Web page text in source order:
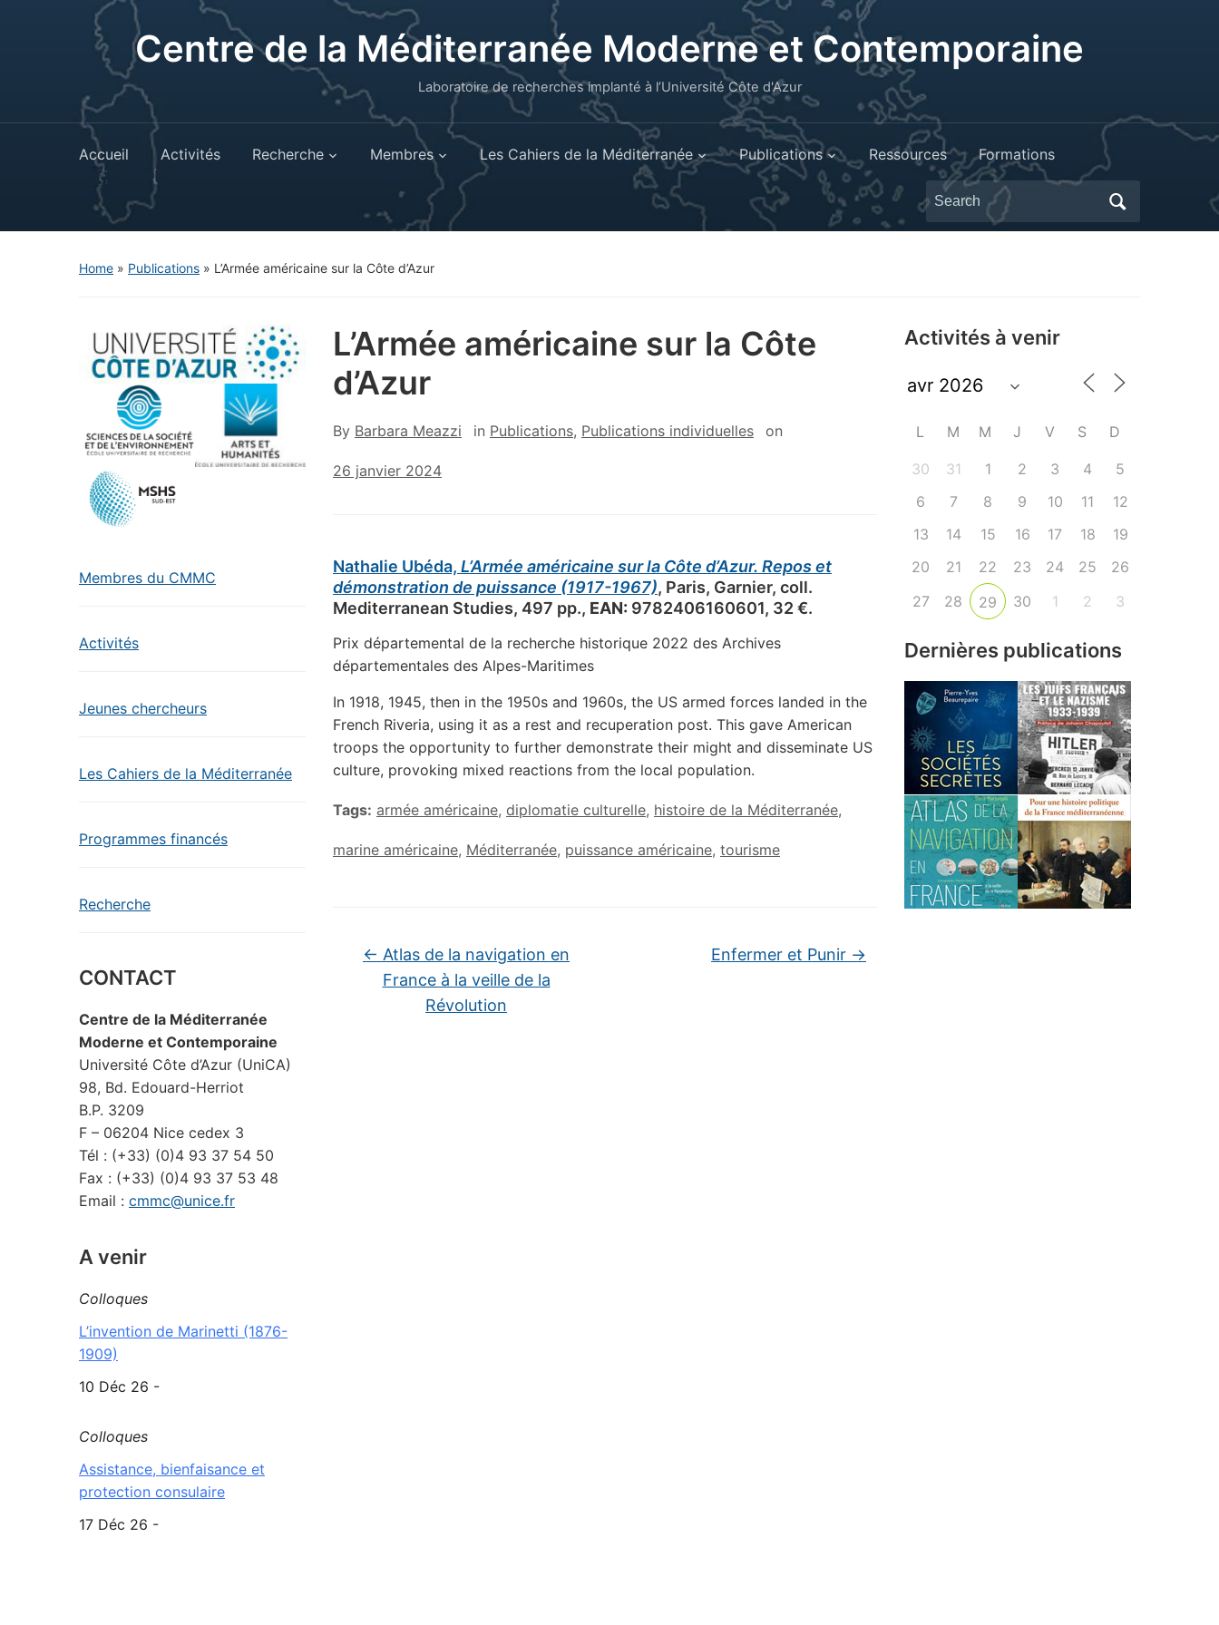
Centre de la Méditerranée Moderne et Contemporaine
Laboratoire de recherches implanté à l’Université Côte d'Azur
Accueil Activités Recherche Membres Les Cahiers de la Méditerranée Publications Ressources Formations
Search
for:
Home » Publications » L’Armée américaine sur la Côte d’Azur
Membres du CMMC
Activités
Jeunes chercheurs
Les Cahiers de la Méditerranée
Programmes financés
Recherche
CONTACT
Centre de la Méditerranée
Moderne et Contemporaine
Université Côte d’Azur (UniCA)
98, Bd. Edouard-Herriot
B.P. 3209
F – 06204 Nice cedex 3
Tél : (+33) (0)4 93 37 54 50
Fax : (+33) (0)4 93 37 53 48
Email : cmmc@unice.fr
A venir
Colloques
L’invention de Marinetti (1876-
1909)
10 Déc 26 -
Colloques
Assistance, bienfaisance et
protection consulaire
17 Déc 26 -
L’Armée américaine sur la Côte
d’Azur
By Barbara Meazzi in Publications, Publications individuelles on
26 janvier 2024
Nathalie Ubéda, L’Armée américaine sur la Côte d’Azur. Repos et
démonstration de puissance (1917-1967), Paris, Garnier, coll.
Mediterranean Studies, 497 pp., EAN: 9782406160601, 32 €.
Prix départemental de la recherche historique 2022 des Archives
départementales des Alpes-Maritimes
In 1918, 1945, then in the 1950s and 1960s, the US armed forces landed in the
French Riveria, using it as a rest and recuperation post. This gave American
troops the opportunity to further demonstrate their might and disseminate US
culture, provoking mixed reactions from the local population.
Tags: armée américaine, diplomatie culturelle, histoire de la Méditerranée,
marine américaine, Méditerranée, puissance américaine, tourisme
← Atlas de la navigation en
France à la veille de la
Révolution
Enfermer et Punir →
Activités à venir
L M M J V S D
30 31 1 2 3 4
5
6
7 8 9 10 11
12
13
14 15 16 17 18
19
20
21 22 23 24 25
26
27
28 29 30 1 2 3
Dernières publications